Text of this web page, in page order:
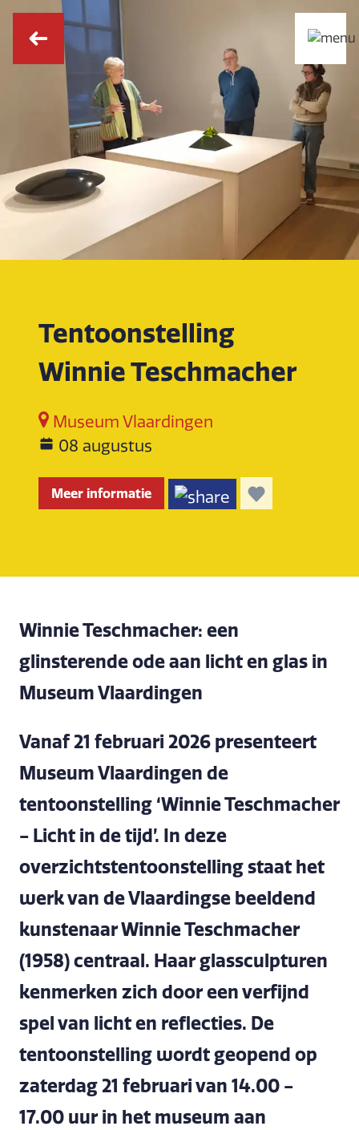
Tentoonstelling
Winnie Teschmacher
Museum Vlaardingen
08 augustus
Meer informatie
Winnie Teschmacher: een
glinsterende ode aan licht en glas in
Museum Vlaardingen
Vanaf 21 februari 2026 presenteert
Museum Vlaardingen de
tentoonstelling ‘Winnie Teschmacher
- Licht in de tijd’. In deze
overzichtstentoonstelling staat het
werk van de Vlaardingse beeldend
kunstenaar Winnie Teschmacher
(1958) centraal. Haar glassculpturen
kenmerken zich door een verfijnd
spel van licht en reflecties. De
tentoonstelling wordt geopend op
zaterdag 21 februari van 14.00 -
17.00 uur in het museum aan